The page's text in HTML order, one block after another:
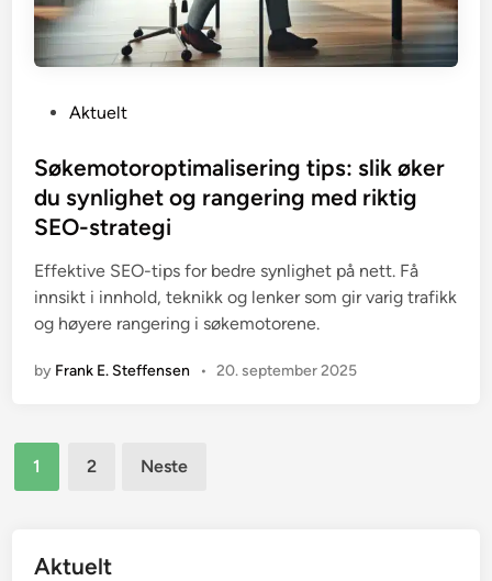
s
t
e
d
i
n
Aktuelt
Søkemotoroptimalisering tips: slik øker
du synlighet og rangering med riktig
SEO-strategi
Effektive SEO-tips for bedre synlighet på nett. Få
innsikt i innhold, teknikk og lenker som gir varig trafikk
og høyere rangering i søkemotorene.
by Frank E. Steffensen • 20. september 2025
Sidepaginering
1 2 Neste
Aktuelt